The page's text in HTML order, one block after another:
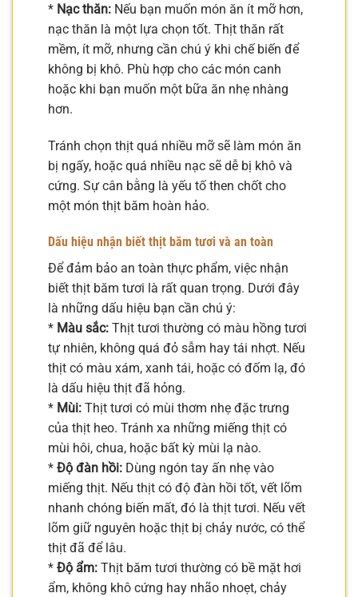
* Nạc thăn: Nếu bạn muốn món ăn ít mỡ hơn,
nạc thăn là một lựa chọn tốt. Thịt thăn rất
mềm, ít mỡ, nhưng cần chú ý khi chế biến để
không bị khô. Phù hợp cho các món canh
hoặc khi bạn muốn một bữa ăn nhẹ nhàng
hơn.
Tránh chọn thịt quá nhiều mỡ sẽ làm món ăn
bị ngấy, hoặc quá nhiều nạc sẽ dễ bị khô và
cứng. Sự cân bằng là yếu tố then chốt cho
một món thịt băm hoàn hảo.
Dấu hiệu nhận biết thịt băm tươi và an toàn
Để đảm bảo an toàn thực phẩm, việc nhận
biết thịt băm tươi là rất quan trọng. Dưới đây
là những dấu hiệu bạn cần chú ý:
* Màu sắc: Thịt tươi thường có màu hồng tươi
tự nhiên, không quá đỏ sẫm hay tái nhợt. Nếu
thịt có màu xám, xanh tái, hoặc có đốm lạ, đó
là dấu hiệu thịt đã hỏng.
* Mùi: Thịt tươi có mùi thơm nhẹ đặc trưng
của thịt heo. Tránh xa những miếng thịt có
mùi hôi, chua, hoặc bất kỳ mùi lạ nào.
* Độ đàn hồi: Dùng ngón tay ấn nhẹ vào
miếng thịt. Nếu thịt có độ đàn hồi tốt, vết lõm
nhanh chóng biến mất, đó là thịt tươi. Nếu vết
lõm giữ nguyên hoặc thịt bị chảy nước, có thể
thịt đã để lâu.
* Độ ẩm: Thịt băm tươi thường có bề mặt hơi
ẩm, không khô cứng hay nhão nhoẹt, chảy